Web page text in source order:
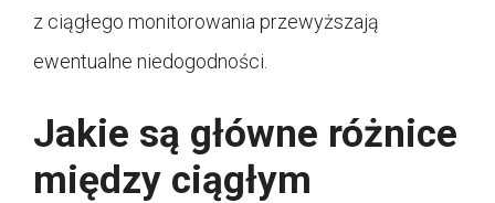
z ciągłego monitorowania przewyższają
ewentualne niedogodności.
Jakie są główne różnice
między ciągłym